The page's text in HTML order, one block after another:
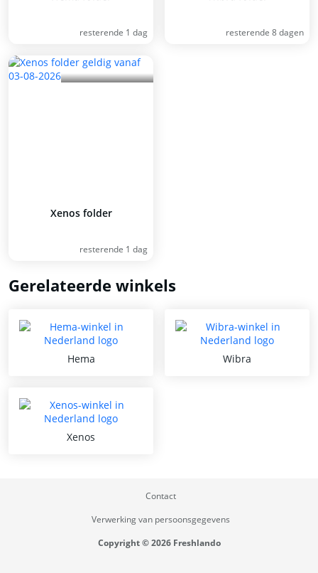
resterende 1 dag resterende 8 dagen
Xenos folder
resterende 1 dag
Gerelateerde winkels
Hema Wibra
Xenos
Contact
Verwerking van persoonsgegevens
Copyright © 2026 Freshlando